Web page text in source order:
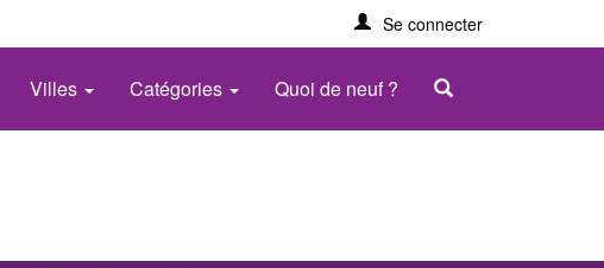
Se connecter
Villes Catégories Quoi de neuf ?